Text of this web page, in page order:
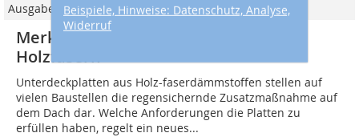
Beispiele, Hinweise: Datenschutz, Analyse,
Widerruf
Ausgabe 02/2011
Merkblatt zu Unterdeckplatten aus
Holzfasern
Unterdeckplatten aus Holz­-faserdämmstoffen stellen auf
vielen Baustellen die regensichernde Zusatzmaßnahme auf
dem Dach dar. Welche Anforderungen die Platten zu
erfüllen haben, regelt ein neues...